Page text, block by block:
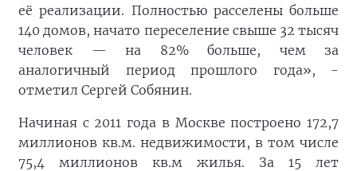
её реализации. Полностью расселены больше
140 домов, начато переселение свыше 32 тысяч
человек — на 82% больше, чем за
аналогичный период прошлого года», -
отметил Сергей Собянин.
Начиная с 2011 года в Москве построено 172,7
миллионов кв.м. недвижимости, в том числе
75,4 миллионов кв.м жилья. За 15 лет